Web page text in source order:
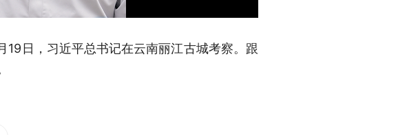
日，习近平总书记在云南丽江古城考察。跟